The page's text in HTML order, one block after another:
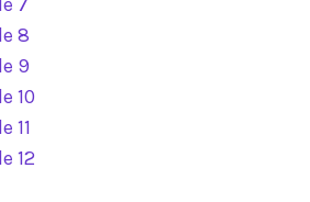
8
9
10
11
12